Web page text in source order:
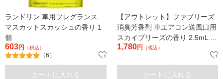
ランドリン 車用フレグランス
マスカットスカッシュの香り 1
個
603円 （税込）
（6）
カートに入れる
【アウトレット】ファブリーズ
消臭芳香剤 車エアコン送風口用
スカイブリーズの香り 2.5mL 1
個 P＆Gジャパン合同会社
1,780円 （税込）
カートに入れる